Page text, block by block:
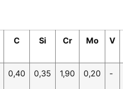
C Si Cr Mo V
0,40 0,35 1,90 0,20 -